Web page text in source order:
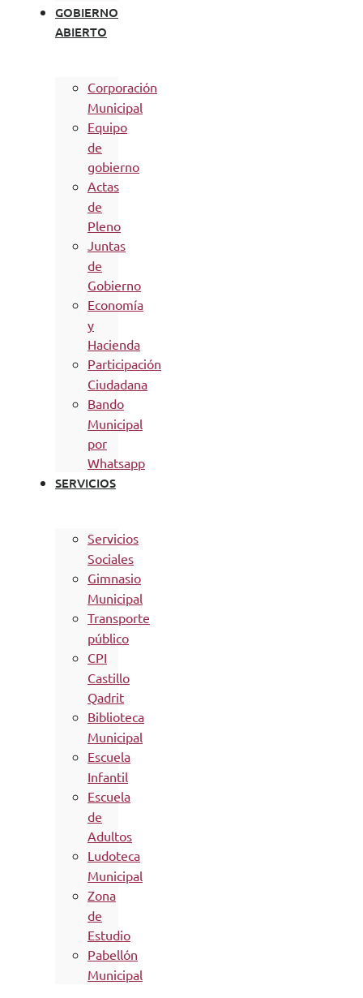
GOBIERNO
ABIERTO
Corporación
Municipal
Equipo
de
gobierno
Actas
de
Pleno
Juntas
de
Gobierno
Economía
y
Hacienda
Participación
Ciudadana
Bando
Municipal
por
Whatsapp
SERVICIOS
Servicios
Sociales
Gimnasio
Municipal
Transporte
público
CPI
Castillo
Qadrit
Biblioteca
Municipal
Escuela
Infantil
Escuela
de
Adultos
Ludoteca
Municipal
Zona
de
Estudio
Pabellón
Municipal